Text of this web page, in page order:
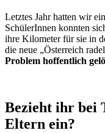
Letztes Jahr hatten wir
SchülerInnen konnten
ihre Kilometerfür sie in
die neue „Österreich
Problem hoffentlich
Bezieht ihr bei
Eltern ein?